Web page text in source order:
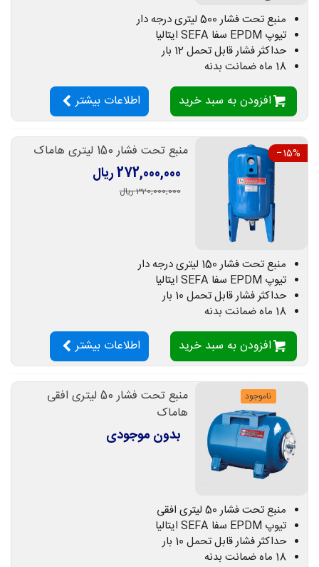
منبع تحت فشار 500 لیتری درجه دار
تیوپ EPDM سفا SEFA ایتالیا
حداکثر فشار قابل تحمل 12 بار
18 ماه ضمانت بدنه
افزودن به سبد خرید اطلاعات بیشتر
‎−15% منبع تحت فشار 150 لیتری هاماک
272,000,000 ریال
320,000,000 ریال
منبع تحت فشار 150 لیتری درجه دار
تیوپ EPDM سفا SEFA ایتالیا
حداکثر فشار قابل تحمل 10 بار
18 ماه ضمانت بدنه
افزودن به سبد خرید اطلاعات بیشتر
ناموجود
منبع تحت فشار 50 لیتری افقی
هاماک
بدون موجودی
منبع تحت فشار 50 لیتری افقی
تیوپ EPDM سفا SEFA ایتالیا
حداکثر فشار قابل تحمل 10 بار
18 ماه ضمانت بدنه